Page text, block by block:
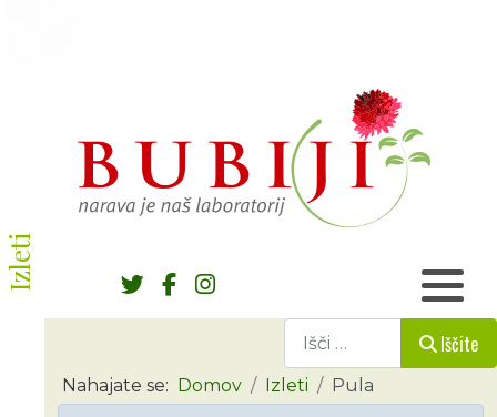
Izleti
Iščite
Nahajate se: Domov Izleti Pula